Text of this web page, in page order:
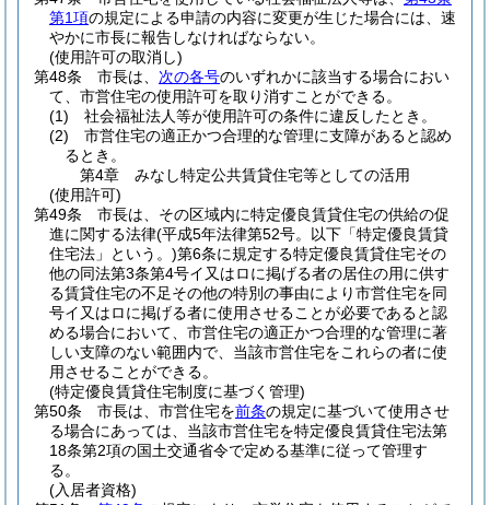
第1項の規定による申請の内容に変更が生じた場合には、速
やかに市長に報告しなければならない。
(使用許可の取消し)
第48条
市長は、 次の各号のいずれかに該当する場合におい
て、市営住宅の使用許可を取り消すことができる。
(1)
社会福祉法人等が使用許可の条件に違反したとき。
(2)
市営住宅の適正かつ合理的な管理に支障があると認め
るとき。
第4章
みなし特定公共賃貸住宅等としての活用
(使用許可)
第49条
市長は、その区域内に特定優良賃貸住宅の供給の促
進に関する法律(平成5年法律第52号。以下「特定優良賃貸
住宅法」という。)第6条に規定する特定優良賃貸住宅その
他の同法第3条第4号イ又はロに掲げる者の居住の用に供す
る賃貸住宅の不足その他の特別の事由により市営住宅を同
号イ又はロに掲げる者に使用させることが必要であると認
める場合において、市営住宅の適正かつ合理的な管理に著
しい支障のない範囲内で、当該市営住宅をこれらの者に使
用させることができる。
(特定優良賃貸住宅制度に基づく管理)
第50条
市長は、市営住宅を前条の規定に基づいて使用させ
る場合にあっては、当該市営住宅を特定優良賃貸住宅法第
18条第2項の国土交通省令で定める基準に従って管理す
る。
(入居者資格)